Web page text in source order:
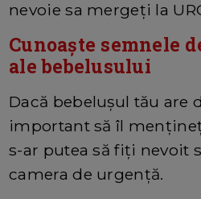
nevoie sa mergeți la
Cunoaște semnele
ale bebelusului
Dacă bebelușul tău are
important să îl
s-ar putea să fiți nevoit
camera de urgență.